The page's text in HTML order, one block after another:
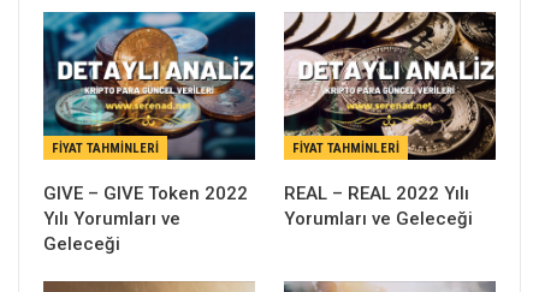
FIYAT TAHMINLERI
GIVE – GIVE Token 2022
Yılı Yorumları ve
Geleceği
FIYAT TAHMINLERI
REAL – REAL 2022 Yılı
Yorumları ve Geleceği